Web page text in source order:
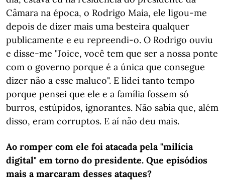
Câmara na época, o Rodrigo Maia, ele ligou-me
depois de dizer mais uma besteira qualquer
publicamente e eu repreendi-o. O Rodrigo ouviu
e disse-me "Joice, você tem que ser a nossa ponte
com o governo porque é a única que consegue
dizer não a esse maluco". E lidei tanto tempo
porque pensei que ele e a família fossem só
burros, estúpidos, ignorantes. Não sabia que, além
disso, eram corruptos. E aí não deu mais.
Ao romper com ele foi atacada pela "milícia
digital" em torno do presidente. Que episódios
mais a marcaram desses ataques?